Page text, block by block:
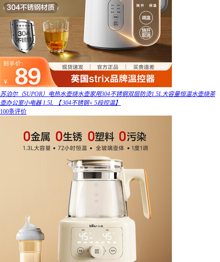
苏泊尔（SUPOR）电热水壶烧水壶家用304不锈钢双层防烫1.5L大容量恒温水壶烧茶
壶办公室小电器 1.5L 【 304不锈钢+ 5段控温】
100条评价